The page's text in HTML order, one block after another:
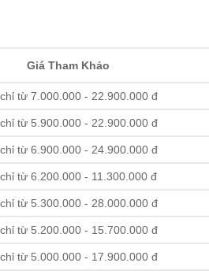
Giá Tham Khảo
từ 7.000.000 - 22.900.000 đ
từ 5.900.000 - 22.900.000 đ
từ 6.900.000 - 24.900.000 đ
từ 6.200.000 - 11.300.000 đ
từ 5.300.000 - 28.000.000 đ
từ 5.200.000 - 15.700.000 đ
từ 5.000.000 - 17.900.000 đ